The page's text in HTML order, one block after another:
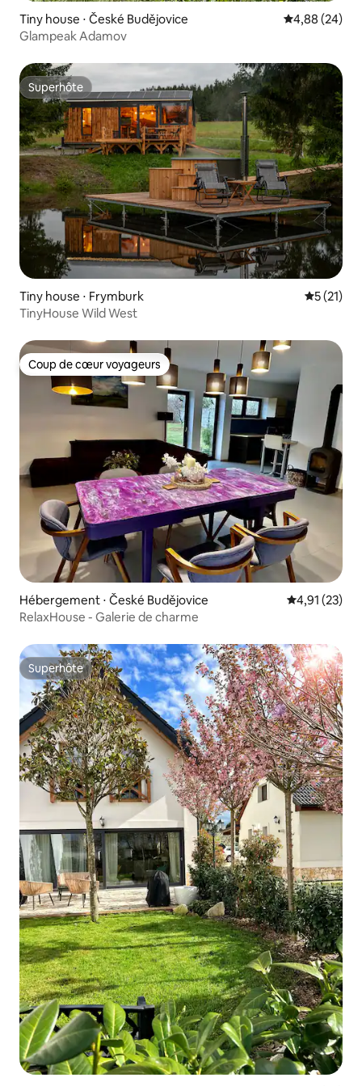
Tiny house ⋅ České Budějovice Évaluation
4,88 (24)
Glampeak Adamov
Superhôte
Superhôte
Tiny house ⋅ Frymburk
5 (21)
TinyHouse Wild West
Coup de cœur voyageurs
Coup de cœur voyageurs
Hébergement ⋅ České Budějovice Évaluation
4,91 (23)
RelaxHouse - Galerie de charme
Superhôte
Superhôte